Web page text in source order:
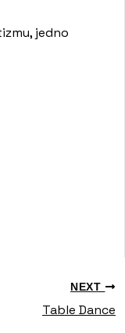
jedno
NEXT
Table Dance